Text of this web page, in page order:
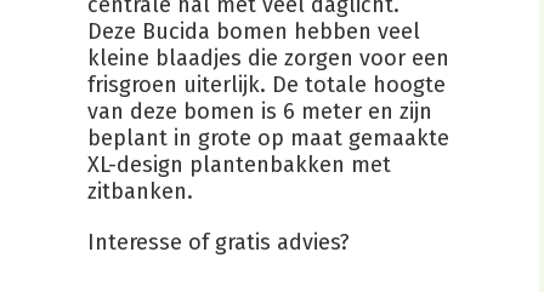
Deze Bucida bomen hebben veel
kleine blaadjes die zorgen voor een
frisgroen uiterlijk. De totale hoogte
van deze bomen is 6 meter en zijn
beplant in grote op maat gemaakte
XL-design plantenbakken met
zitbanken.
Interesse of gratis advies?